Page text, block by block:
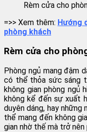
Rèm cửa cho
=>> Xem thêm: Hướng
phòng khách
Rèm cửa cho
Phòng ngủ mang đậm
có thể thỏa sức sáng
không gian phòng ngủ
không kể đến sự xuất
duyên dáng, hay những
thể mang đến không
gian nhờ thế mà trở nên